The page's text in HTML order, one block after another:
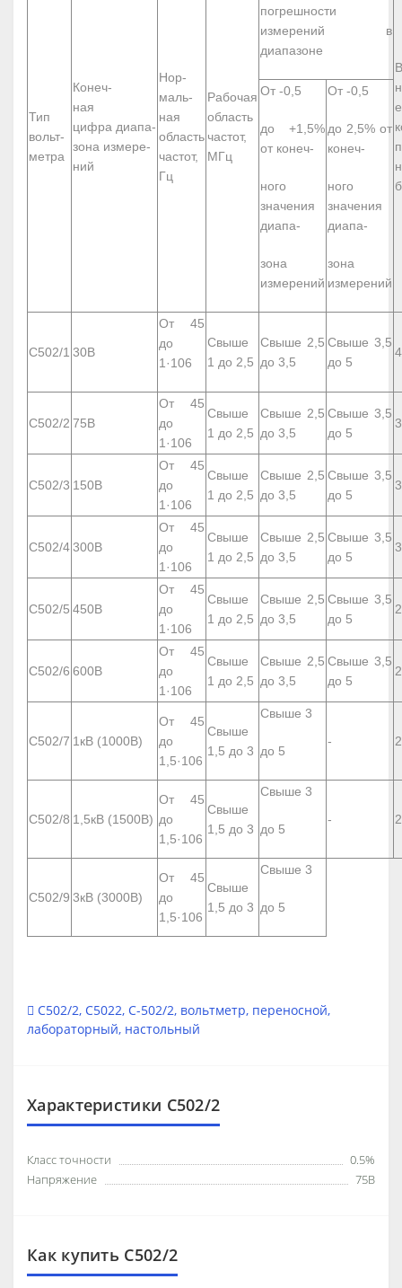
Тип
вольт-
метра
Конеч-
ная
цифра диапа-
зона измере-
ний
Нор-
маль-
ная
область
частот,
Гц
Рабочая
область
частот,
МГц
погрешности
измерений в
диапазоне
От -0,5
до +1,5%
от конеч-
ного
значения
диапа-
зона
измерений
От -0,5
до 2,5% от
конеч-
ного
значения
диапа-
зона
измерений
С502/1 30В
От 45
до
1·106
Свыше
1 до 2,5
Свыше 2,5
до 3,5
Свыше 3,5
до 5
С502/2 75В
От 45
до
1·106
Свыше
1 до 2,5
Свыше 2,5
до 3,5
Свыше 3,5
до 5
С502/3 150В
От 45
до
1·106
Свыше
1 до 2,5
Свыше 2,5
до 3,5
Свыше 3,5
до 5
С502/4300В
От 45
до
1·106
Свыше
1 до 2,5
Свыше 2,5
до 3,5
Свыше 3,5
до 5
С502/5 450В
От 45
до
1·106
Свыше
1 до 2,5
Свыше 2,5
до 3,5
Свыше 3,5
до 5
С502/6 600В
От 45
до
1·106
Свыше
1 до 2,5
Свыше 2,5
до 3,5
Свыше 3,5
до 5
С502/7 1кВ (1000В)
От 45
до
1,5·106
Свыше
1,5 до 3
Свыше 3
до 5
-
С502/8 1,5кВ (1500В)
От 45
до
1,5·106
Свыше
1,5 до 3
Свыше 3
до 5
-
С502/9 3кВ (3000В)
От 45
до
1,5·106
Свыше
1,5 до 3
Свыше 3
до 5
С502/2, С5022, С-502/2, вольтметр, переносной,
лабораторный, настольный
Характеристики С502/2
Класс точности
0.5%
Напряжение
75В
Как купить С502/2